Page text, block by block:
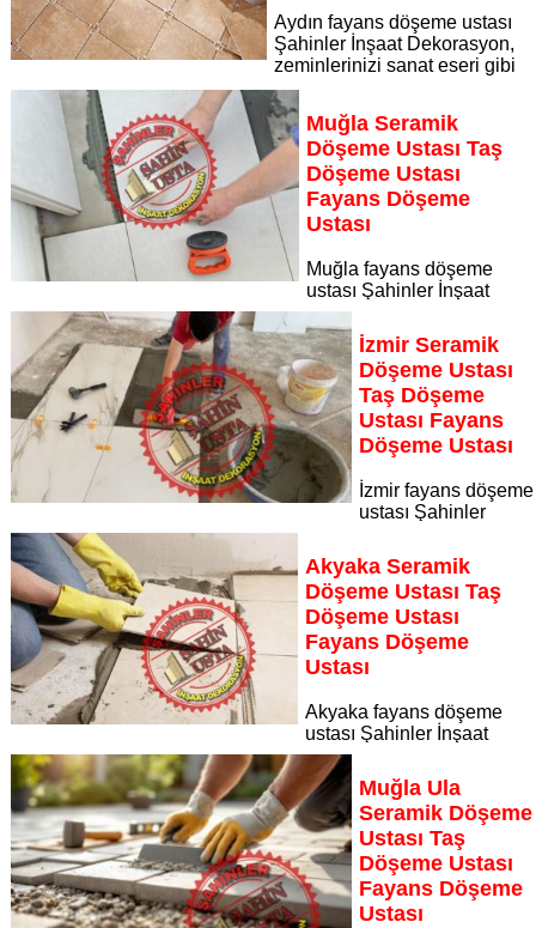
Aydın fayans döşeme ustası
Şahinler İnşaat Dekorasyon,
zeminlerinizi sanat eseri gibi
işleyen uzman kadrosuyla Aydın bölgesine özel hizmet
sunuyor Aydın seramik döşeme ustası taş döşeme ustası
fayans döşeme ustası
Sayfaya Git
Muğla Seramik
Döşeme Ustası Taş
Döşeme Ustası
Fayans Döşeme
Ustası
Muğla fayans döşeme
ustası Şahinler İnşaat
Dekorasyon, zeminlerinizi sanat eseri gibi işleyen uzman
kadrosuyla Muğla bölgesine özel hizmet sunuyor Muğla
seramik döşeme ustası taş döşeme ustası fayans döşeme
ustası
Sayfaya Git
İzmir Seramik
Döşeme Ustası
Taş Döşeme
Ustası Fayans
Döşeme Ustası
İzmir fayans döşeme
ustası Şahinler
İnşaat Dekorasyon, zeminlerinizi sanat eseri gibi işleyen
uzman kadrosuyla İzmir bölgesine özel hizmet sunuyor İzmir
seramik döşeme ustası taş döşeme ustası fayans döşeme
ustası
Sayfaya Git
Akyaka Seramik
Döşeme Ustası Taş
Döşeme Ustası
Fayans Döşeme
Ustası
Akyaka fayans döşeme
ustası Şahinler İnşaat
Dekorasyon, zeminlerinizi sanat eseri gibi işleyen uzman
kadrosuyla Akyaka bölgesine özel hizmet sunuyor Akyaka
seramik döşeme ustası taş döşeme ustası fayans döşeme
ustası
Sayfaya Git
Muğla Ula
Seramik Döşeme
Ustası Taş
Döşeme Ustası
Fayans Döşeme
Ustası